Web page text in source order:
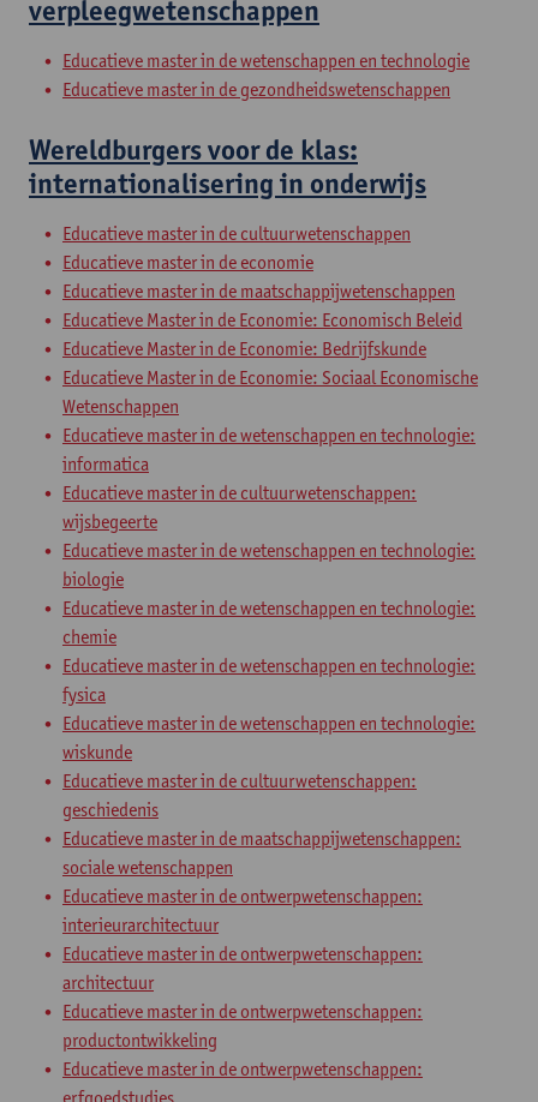
verpleegwetenschappen
Educatieve master in de wetenschappen en technologie
Educatieve master in de gezondheidswetenschappen
Wereldburgers voor de klas:
internationalisering in onderwijs
Educatieve master in de cultuurwetenschappen
Educatieve master in de economie
Educatieve master in de maatschappijwetenschappen
Educatieve Master in de Economie: Economisch Beleid
Educatieve Master in de Economie: Bedrijfskunde
Educatieve Master in de Economie: Sociaal Economische
Wetenschappen
Educatieve master in de wetenschappen en technologie:
informatica
Educatieve master in de cultuurwetenschappen:
wijsbegeerte
Educatieve master in de wetenschappen en technologie:
biologie
Educatieve master in de wetenschappen en technologie:
chemie
Educatieve master in de wetenschappen en technologie:
fysica
Educatieve master in de wetenschappen en technologie:
wiskunde
Educatieve master in de cultuurwetenschappen:
geschiedenis
Educatieve master in de maatschappijwetenschappen:
sociale wetenschappen
Educatieve master in de ontwerpwetenschappen:
interieurarchitectuur
Educatieve master in de ontwerpwetenschappen:
architectuur
Educatieve master in de ontwerpwetenschappen:
productontwikkeling
Educatieve master in de ontwerpwetenschappen: